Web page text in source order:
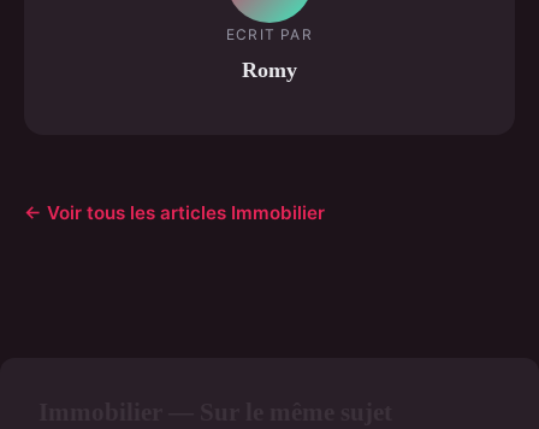
ECRIT PAR
Romy
← Voir tous les articles Immobilier